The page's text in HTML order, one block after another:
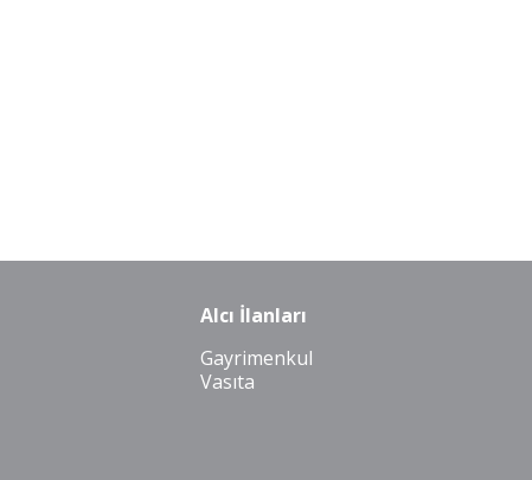
Alcı İlanları
Gayrimenkul
Vasıta